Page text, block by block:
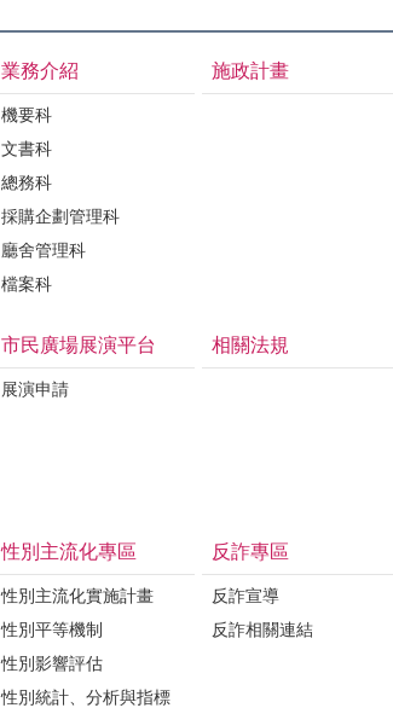
業務介紹
機要科
文書科
總務科
採購企劃管理科
廳舍管理科
檔案科
施政計畫
市民廣場展演平台
展演申請
相關法規
性別主流化專區
性別主流化實施計畫
性別平等機制
性別影響評估
性別統計、分析與指標
反詐專區
反詐宣導
反詐相關連結